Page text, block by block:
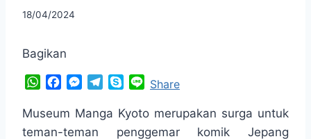
By
18/04/2024
Bagikan
W
a
t
c
e
M
s
s
l
y
p
n
e
Share
Museum Manga Kyoto merupakan surga untuk
teman-teman penggemar komik Jepang